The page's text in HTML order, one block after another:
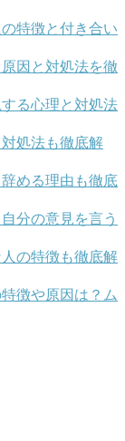
特徴と付き合い
因と対処法を徹
る心理と対処法
処法も徹底解
める理由も徹底
分の意見を言う
の特徴も徹底解
徴や原因は？ム